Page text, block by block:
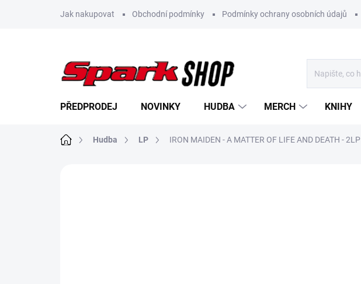
Jak nakupovat Obchodní podmínky Podmínky ochrany osobních údajů
PŘEDPRODEJ NOVINKY HUDBA MERCH KNIHY
Domů Hudba LP IRON MAIDEN - A MATTER OF LIFE AND DEATH - 2LP